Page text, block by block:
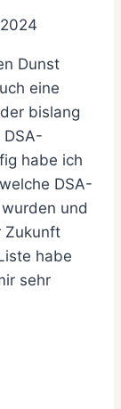
Dunst
eine
bislang
habe ich
DSA-
und
Zukunft
habe
sehr